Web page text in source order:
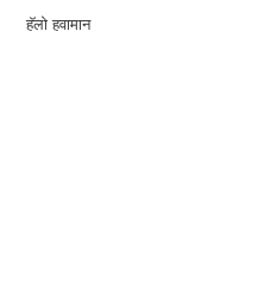
हॅलो हवामान